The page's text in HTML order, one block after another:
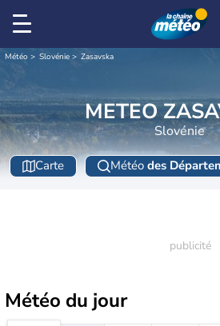
Météo Slovénie Zasavska
METEO
Slovénie
Carte Météo des
Météo du jour